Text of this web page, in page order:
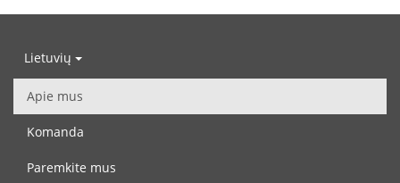
Lietuvių
Apie mus
Komanda
Paremkite mus